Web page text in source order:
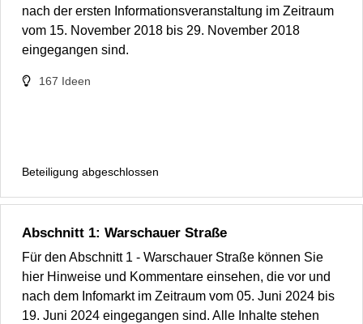
nach der ersten Informationsveranstaltung im Zeitraum
vom 15. November 2018 bis 29. November 2018
eingegangen sind.
167 Ideen
Beteiligung abgeschlossen
Abschnitt 1: Warschauer Straße
Für den Abschnitt 1 - Warschauer Straße können Sie
hier Hinweise und Kommentare einsehen, die vor und
nach dem Infomarkt im Zeitraum vom 05. Juni 2024 bis
19. Juni 2024 eingegangen sind. Alle Inhalte stehen